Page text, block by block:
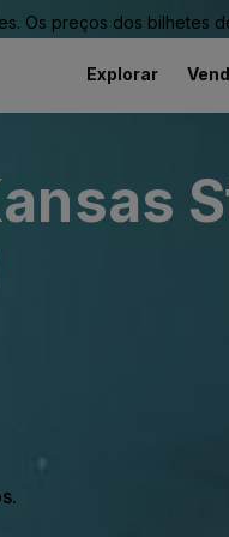
Os preços dos bilhetes
Explorar